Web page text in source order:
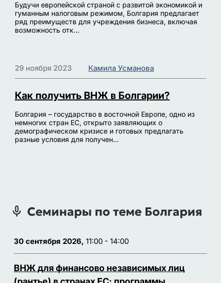
Будучи европейской страной с развитой экономикой и
гуманным налоговым режимом, Болгария предлагает
ряд преимуществ для учреждения бизнеса, включая
возможность отк...
29 ноября 2023 Камила Усманова
Как получить ВНЖ в Болгарии?
Болгария – государство в восточной Европе, одно из
немногих стран ЕС, открыто заявляющих о
демографическом кризисе и готовых предлагать
разные условия для получен...
Семинары по теме Болгария
30 сентября 2026, 11:00 - 14:00
ВНЖ для финансово независимых лиц